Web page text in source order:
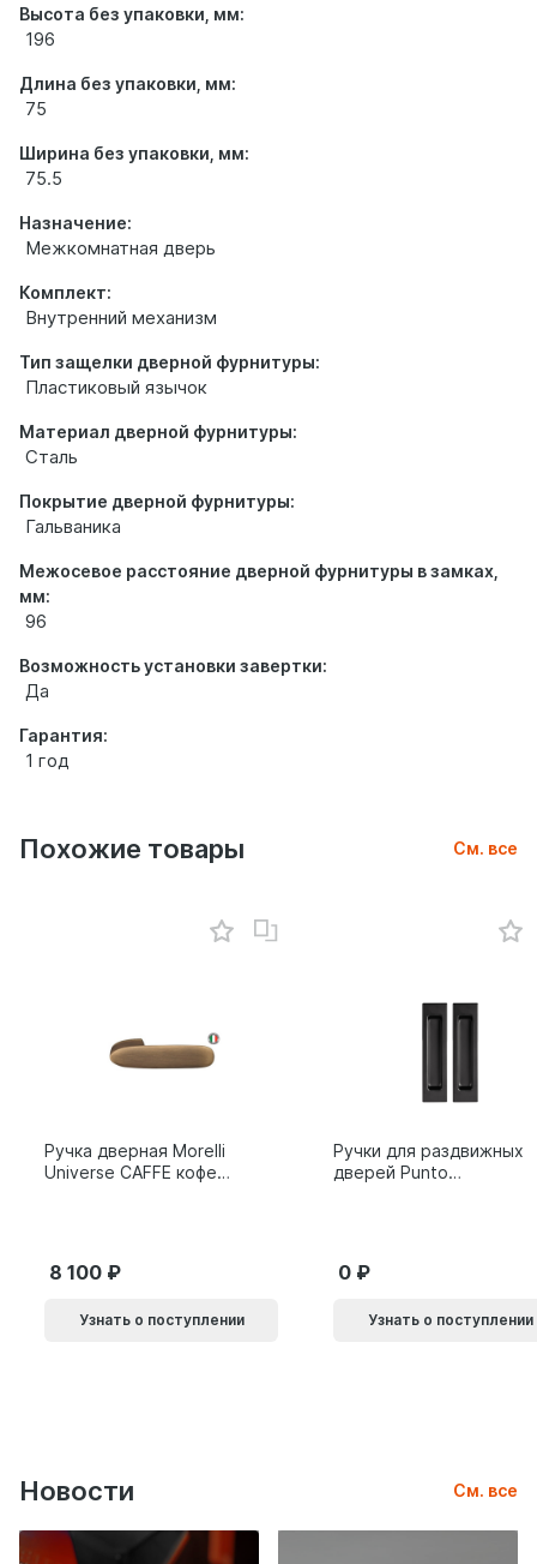
Высота без упаковки, мм:
196
Длина без упаковки, мм:
75
Ширина без упаковки, мм:
75.5
Назначение:
Межкомнатная дверь
Комплект:
Внутренний механизм
Тип защелки дверной фурнитуры:
Пластиковый язычок
Материал дверной фурнитуры:
Сталь
Покрытие дверной фурнитуры:
Гальваника
Межосевое расстояние дверной фурнитуры в замках,
мм:
96
Возможность установки завертки:
Да
Гарантия:
1 год
Похожие товары См. все
Ручка дверная Morelli
Universe CAFFE кофе
8 100
Узнать о поступлении
Ручки для раздвижных
дверей Punto
0
Узнать о поступлении
Новости См. все